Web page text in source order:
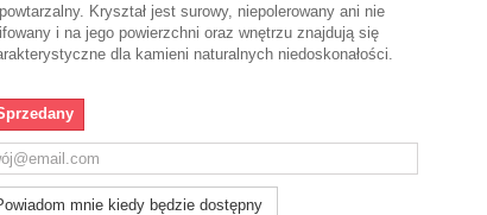
Kryształ jest surowy, niepolerowany ani nie
i na jego powierzchni oraz wnętrzu znajdują się
dla kamieni naturalnych niedoskonałości.
mnie kiedy będzie dostępny